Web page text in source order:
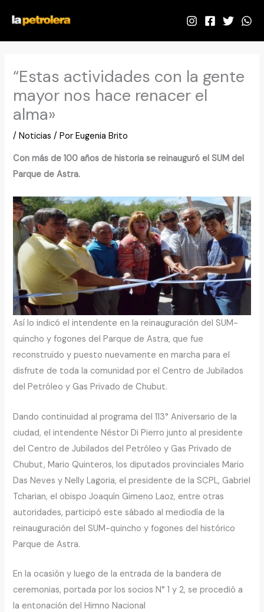
contenido
“Estas actividades con la gente
mayor nos hace renacer el
alma»
/Noticias / PorEugenia Brito
Con más de 100 años de historia se reinauguró el SUM del
Parque de Astra.
Así lo indicó el intendente en la reinauguración del SUM-
quincho y fogones del Parque de Astra, que fue
reconstruido y puesto nuevamente en marcha para el
disfrute de toda la comunidad por el Centro de Jubilados
del Petróleo y Gas Privado de Chubut.
Dando continuidad al programa del 113° Aniversario de la
ciudad, el intendente Néstor Di Pierro junto al presidente
del Centro de Jubilados del Petróleo y Gas Privado de
Chubut, Mario Quinteros, los diputados provinciales Mario
Das Neves y Nelly Lagoria, el presidente de la SCPL, Gabriel
Tcharian, el obispo Joaquín Gimeno Laoz, entre otras
autoridades, participó este sábado al mediodía de la
reinauguración del SUM-quincho y fogones del histórico
Parque de Astra.
En la ocasión y luego de la entrada de la bandera de
ceremonias, portada por los socios N° 1 y 2, se procedió a
la entonación del Himno Nacional